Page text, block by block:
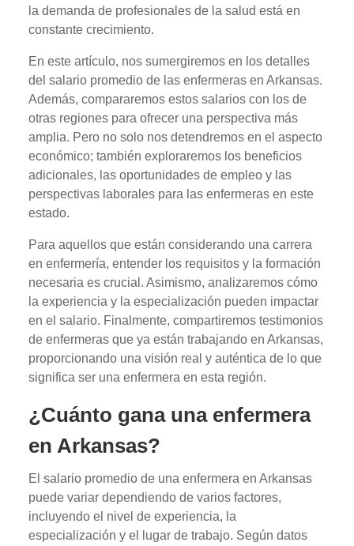
la demanda de profesionales de la salud está en
constante crecimiento.
En este artículo, nos sumergiremos en los detalles
del salario promedio de las enfermeras en Arkansas.
Además, compararemos estos salarios con los de
otras regiones para ofrecer una perspectiva más
amplia. Pero no solo nos detendremos en el aspecto
económico; también exploraremos los beneficios
adicionales, las oportunidades de empleo y las
perspectivas laborales para las enfermeras en este
estado.
Para aquellos que están considerando una carrera
en enfermería, entender los requisitos y la formación
necesaria es crucial. Asimismo, analizaremos cómo
la experiencia y la especialización pueden impactar
en el salario. Finalmente, compartiremos testimonios
de enfermeras que ya están trabajando en Arkansas,
proporcionando una visión real y auténtica de lo que
significa ser una enfermera en esta región.
¿Cuánto gana una enfermera
en Arkansas?
El salario promedio de una enfermera en Arkansas
puede variar dependiendo de varios factores,
incluyendo el nivel de experiencia, la
especialización y el lugar de trabajo. Según datos